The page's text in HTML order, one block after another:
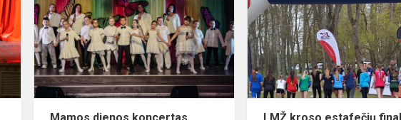
arčiau“
koncertas
„Svajonės
pražydusios
stebuklais“